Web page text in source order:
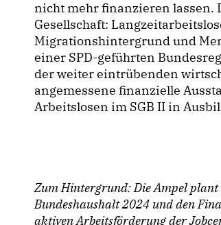
nicht mehr finanzieren lassen.
Gesellschaft:
Migrationshintergrund und
einer SPD-geführten
der weiter eintrübenden
angemessene finanzielle
Arbeitslosen im SGB II in
Zum Hintergrund: Die Ampel plant
Bundeshaushalt 2024 und den
aktiven Arbeitsförderung der